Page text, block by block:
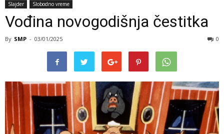
Slajder Slobodno vreme
Vođina novogodišnja čestitka
By SMP - 03/01/2025 0